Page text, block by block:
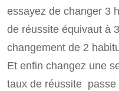
essayez de changer 3
de réussite équivaut à
changement de 2
Et enfin changez une
taux de réussite passe